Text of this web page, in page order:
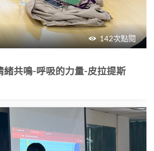
142次點閱
緒共鳴-呼吸的力量-皮拉提斯